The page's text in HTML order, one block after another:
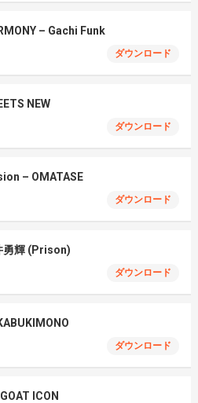
– Gachi Funk
ダウンロード
NEW
ダウンロード
– OMATASE
ダウンロード
勇輝 (Prison)
ダウンロード
ダウンロード
ICON